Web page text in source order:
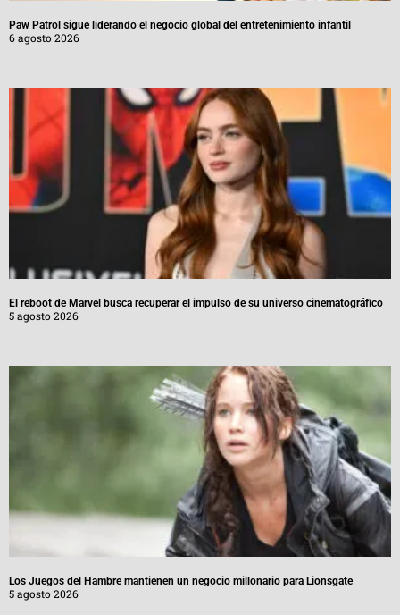
Paw Patrol sigue liderando el negocio global del entretenimiento infantil
6 agosto 2026
El reboot de Marvel busca recuperar el impulso de su universo cinematográfico
5 agosto 2026
Los Juegos del Hambre mantienen un negocio millonario para Lionsgate
5 agosto 2026